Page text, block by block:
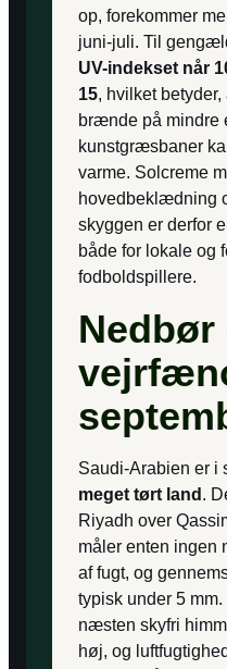
op, forekommer
juni-juli. Til
UV-indekset når
15, hvilket
brænde på mindre
kunstgræsbaner
varme. Solcreme
hovedbeklædning
skyggen er derfor
både for lokale og
fodboldspillere.
Nedbør
Saudi-Arabien er i
meget tørt land .
Riyadh over
måler enten ingen
af fugt, og
typisk under 5
næsten skyfri
høj, og